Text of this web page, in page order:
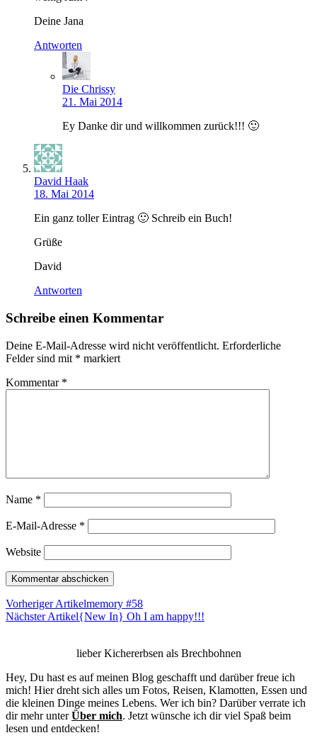
Deine Jana
Antworten
Die Chrissy
21. Mai 2014
Ey Danke dir und willkommen zurück!!! 🙂
David Haak
18. Mai 2014
Ein ganz toller Eintrag 🙂 Schreib ein Buch!
Grüße
David
Antworten
Schreibe einen Kommentar
Deine E-Mail-Adresse wird nicht veröffentlicht. Erforderliche
Felder sind mit * markiert
Kommentar *
Name *
E-Mail-Adresse *
Website
Vorheriger Artikelmemory #58
Nächster Artikel{New In} Oh I am happy!!!
lieber Kichererbsen als Brechbohnen
Hey, Du hast es auf meinen Blog geschafft und darüber freue ich
mich! Hier dreht sich alles um Fotos, Reisen, Klamotten, Essen und
die kleinen Dinge meines Lebens. Wer ich bin? Darüber verrate ich
dir mehr unterÜber mich. Jetzt wünsche ich dir viel Spaß beim
lesen und entdecken!